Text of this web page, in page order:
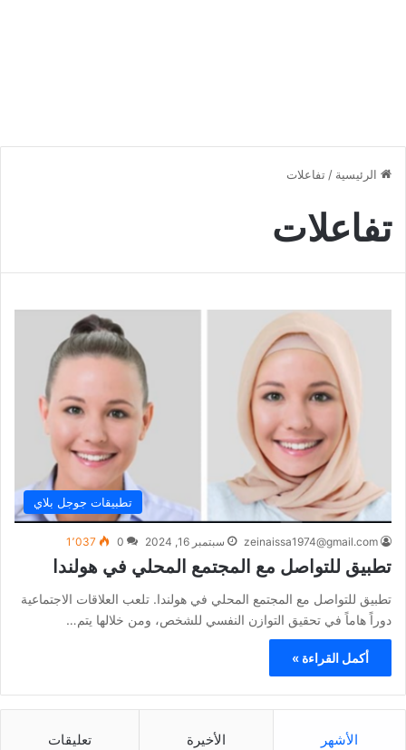
الرئيسية / تفاعلات
تفاعلات
تطبيقات جوجل بلاي
zeinaissa1974@gmail.com سبتمبر 16, 2024 0 1٬037
تطبيق للتواصل مع المجتمع المحلي في هولندا
تطبيق للتواصل مع المجتمع المحلي في هولندا. تلعب العلاقات الاجتماعية
دوراً هاماً في تحقيق التوازن النفسي للشخص، ومن خلالها يتم…
أكمل القراءة »
الأشهر الأخيرة تعليقات